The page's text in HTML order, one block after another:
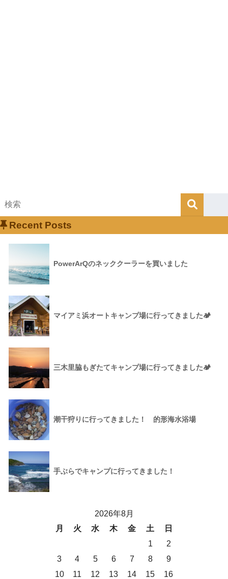
Recent Posts
PowerArQのネッククーラーを買いました
マイアミ浜オートキャンプ場に行ってきました🏕
三木里脇もぎたてキャンプ場に行ってきました🏕
潮干狩りに行ってきました！ 的形海水浴場
手ぶらでキャンプに行ってきました！
2026年8月
月
火 水 木 金 土
日
1
2
3
4 5 6 7 8
9
10
11 12 13 14 15 16